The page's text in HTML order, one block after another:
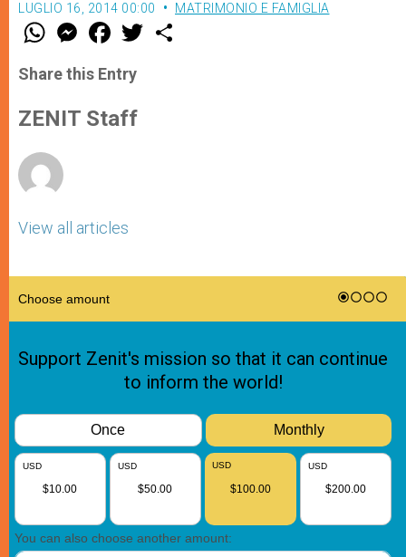
LUGLIO 16, 2014 00:00 MATRIMONIO E FAMIGLIA
W
t
s
p
p
M
e
s
e
g
e
F
a
e
b
o
k
w
Share this Entry
ZENIT Staff
View all articles